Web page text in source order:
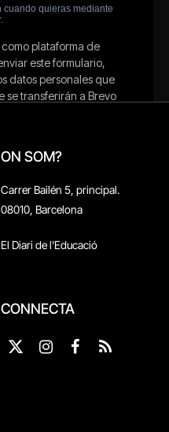
ON SOM?
Carrer Bailén 5, principal.
08010, Barcelona
El Diari de l'Educació
CONNECTA
X
InstagramFacebook
RSS